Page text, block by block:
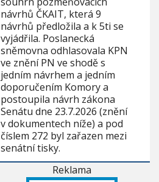
návrhů ČKAIT, která 9
návrhů předložila a k 5ti se
vyjádřila. Poslanecká
sněmovna odhlasovala KPN
ve znění PN ve shodě s
jedním návrhem a jedním
doporučením Komory a
postoupila návrh zákona
Senátu dne 23.7.2026 (znění
v dokumentech níže) a pod
číslem 272 byl zařazen mezi
senátní tisky.
Reklama